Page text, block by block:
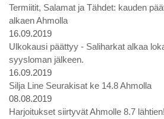
Termiitit, Salamat ja Tähdet: kauden
alkaen Ahmolla
16.09.2019
Ulkokausi päättyy - Saliharkat alkaa
syysloman jälkeen.
16.09.2019
Silja Line Seurakisat ke 14.8 Ahmolla
08.08.2019
Harjoitukset siirtyvät Ahmolle 8.7 lähtien!